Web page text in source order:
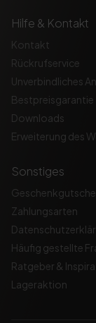
Hilfe & Kontakt
Kontakt
Rückrufservice
Unverbindliches
Bestpreisgarantie
Downloads
Erweiterung des
Sonstiges
Zahlungsarten
Häufig gestellte
Ratgeber &
Lageraktion